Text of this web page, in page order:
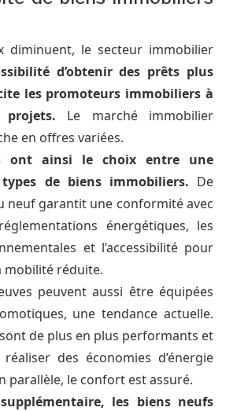
diminuent, le secteur immobilier
d’obtenir des prêts plus
les promoteurs immobiliers à
Le marché immobilier
en offres variées.
ont ainsi le choix entre une
de biens immobiliers. De
neuf garantit une conformité avec
énergétiques, les
et l’accessibilité pour
mobilité réduite.
peuvent aussi être équipées
une tendance actuelle.
de plus en plus performants et
des économies d’énergie
parallèle, le confort est assuré.
les biens neufs